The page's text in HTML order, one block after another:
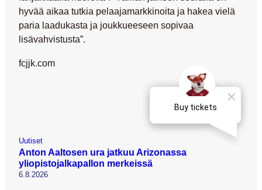
hyvää aikaa tutkia pelaajamarkkinoita ja hakea vielä
paria laadukasta ja joukkueeseen sopivaa
lisävahvistusta”.
fcjjk.com
Uutiset
Anton Aaltosen ura jatkuu Arizonassa
yliopistojalkapallon merkeissä
6.8.2026